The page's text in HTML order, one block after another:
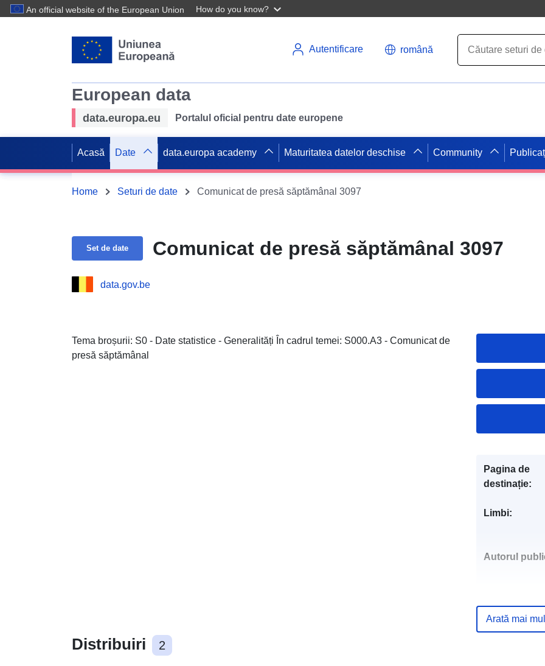
An official website of the European Union How do you know?
Autentificare română
European data
data.europa.eu Portalul oficial pentru date europene
Acasă Date data.europa academy Maturitatea datelor deschise Community
Home Seturi de date Comunicat de presă săptămânal 3097
Set de date Comunicat de presă săptămânal 3097
data.gov.be
Tema broșurii: S0 - Date statistice - Generalități În cadrul temei: S000.A3 - Comunicat de
presă săptămânal
Distribuiri 2
Pagina de
destinație:
Limbi:
Autorul
Arată mai